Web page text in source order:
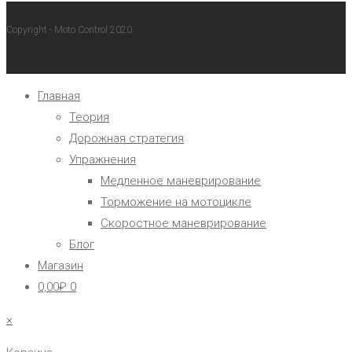
Copyright - Moto Control 2020
Главная
Теория
Дорожная стратегия
Упражнения
Медленное маневрирование
Торможение на мотоцикле
Скоростное маневрирование
Блог
Магазин
0,00₽ 0
×